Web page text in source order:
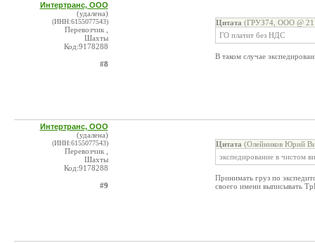
Интертранс, ООО
(удалена)
(ИНН:6155077543)
Перевозчик ,
Шахты
Код:9178288
#8
Цитата (ГРУЗ74, ООО @
ГО платит без НДС
В таком случае
Интертранс, ООО
(удалена)
(ИНН:6155077543)
Перевозчик ,
Шахты
Код:9178288
#9
Цитата (Олейников Юрий
экспедирование в чистом
Принимать груз по
своего имени выписывать